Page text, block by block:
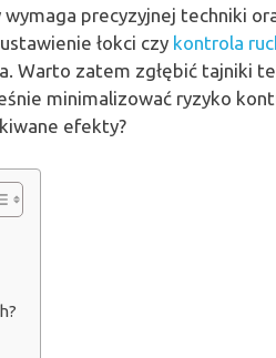
precyzyjnej techniki
łokci czy kontrola
Warto zatem zgłębić tajniki
minimalizować ryzyko
efekty?